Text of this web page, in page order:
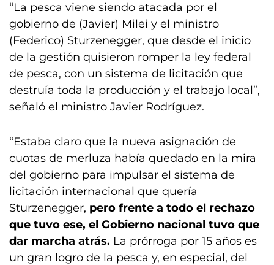
“La pesca viene siendo atacada por el
gobierno de (Javier) Milei y el ministro
(Federico) Sturzenegger, que desde el inicio
de la gestión quisieron romper la ley federal
de pesca, con un sistema de licitación que
destruía toda la producción y el trabajo local”,
señaló el ministro Javier Rodríguez.
“Estaba claro que la nueva asignación de
cuotas de merluza había quedado en la mira
del gobierno para impulsar el sistema de
licitación internacional que quería
Sturzenegger, pero frente a todo el rechazo
que tuvo ese, el Gobierno nacional tuvo que
dar marcha atrás. La prórroga por 15 años es
un gran logro de la pesca y, en especial, del